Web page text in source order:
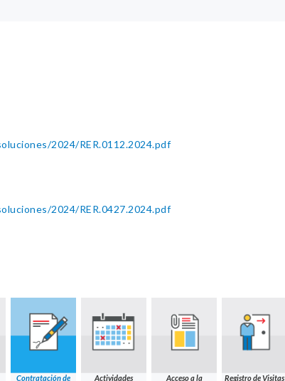
2024/RER.0112.2024.pdf
2024/RER.0427.2024.pdf
Contratación de
Actividades
Acceso a la
Registro de Visitas